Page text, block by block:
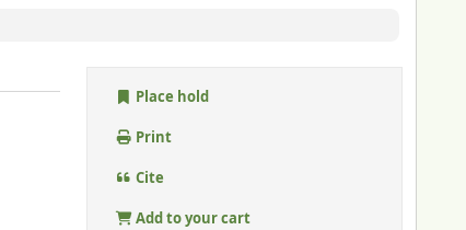
Place hold
Print
Cite
Add to your cart